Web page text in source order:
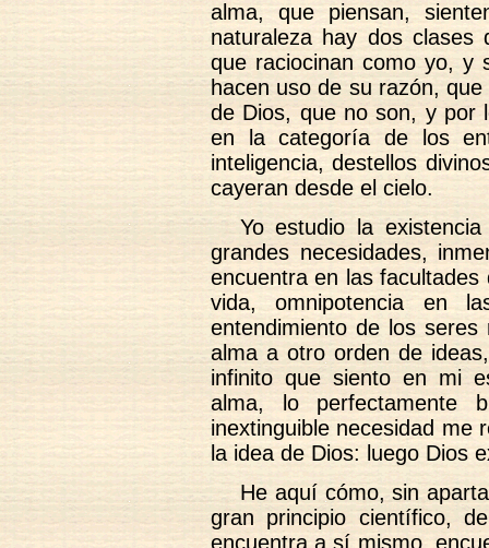
alma, que piensan,
naturaleza hay dos clases
que raciocinan como yo, y
hacen uso de su razón,
de Dios, que no son, y por
en la categoría de los
inteligencia, destellos
cayeran desde el cielo.
Yo estudio la
grandes necesidades,
encuentra en las
vida, omnipotencia en
entendimiento de los seres
alma a otro orden de
infinito que siento en mi
alma, lo perfectamente
inextinguible necesidad me
la idea de Dios: luego Dios
He aquí cómo, sin
gran principio científico,
encuentra a sí mismo,